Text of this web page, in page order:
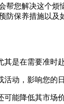
帮您解决这个
防保养措施以
是在需要准时
动，影响您的
能降低其市场